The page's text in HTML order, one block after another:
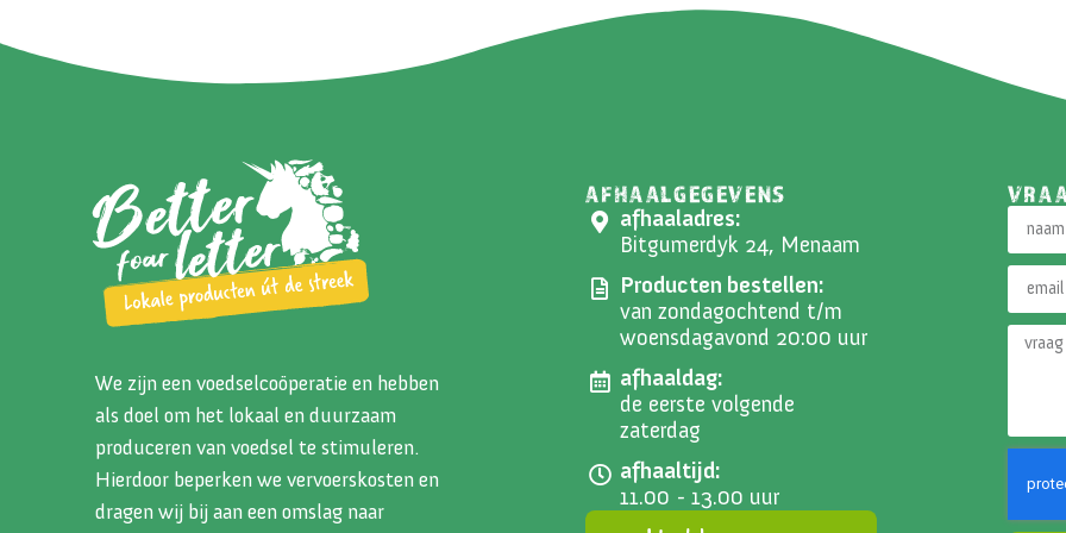
We zijn een voedselcoöperatie en hebben
als doel om het lokaal en duurzaam
produceren van voedsel te stimuleren.
Hierdoor beperken we vervoerskosten en
dragen wij bij aan een omslag naar
AFHAALGEGEVENS
afhaaladres:
Bitgumerdyk 24, Menaam
Producten bestellen:
van zondagochtend t/m
woensdagavond 20:00 uur
afhaaldag:
de eerste volgende
zaterdag
afhaaltijd:
11.00 - 13.00 uur